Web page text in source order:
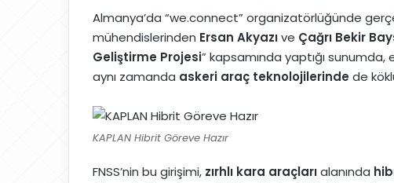
Almanya’da “we.connect” organizatörlüğünde
mühendislerinden Ersan Akyazıve Çağrı Bekir
Geliştirme Projesi” kapsamında yaptığı
aynı zamanda askeri araç teknolojilerindede
KAPLAN Hibrit Göreve Hazır
FNSS’nin bu girişimi, zırhlı kara araçlarıalanında